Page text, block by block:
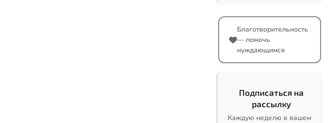
Благотворительность
— помочь
нуждающимся
Подписаться на
рассылку
Каждую неделю в вашем